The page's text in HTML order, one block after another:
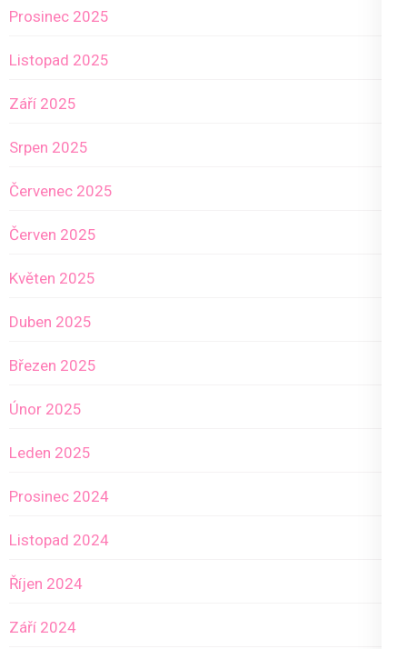
Prosinec 2025
Listopad 2025
Září 2025
Srpen 2025
Červenec 2025
Červen 2025
Květen 2025
Duben 2025
Březen 2025
Únor 2025
Leden 2025
Prosinec 2024
Listopad 2024
Říjen 2024
Září 2024